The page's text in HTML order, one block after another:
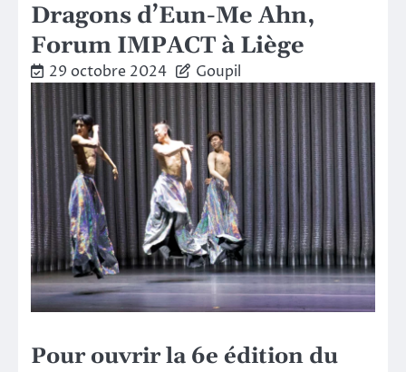
Dragons d’Eun-Me Ahn,
Forum IMPACT à Liège
29 octobre 2024 Goupil
Pour ouvrir la 6e édition du